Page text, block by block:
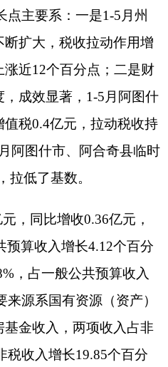
，同比增长
克陶县缴纳土地流转
租收入0.54亿元、
亿元；政府住房
2.41个百分点，主要
一般债券资金较多，
19.86亿元，下降
次性因素影响
高了支出基数；伊
，增长32.51%，主